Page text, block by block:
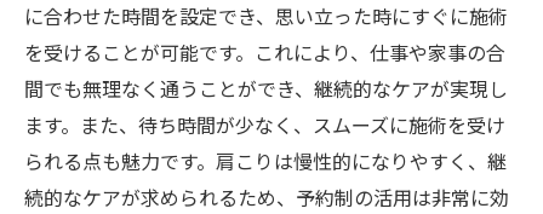
に合わせた時間を設定でき、思い立った時にすぐに施術
を受けることが可能です。これにより、仕事や家事の合
間でも無理なく通うことができ、継続的なケアが実現し
ます。また、待ち時間が少なく、スムーズに施術を受け
られる点も魅力です。肩こりは慢性的になりやすく、継
続的なケアが求められるため、予約制の活用は非常に効